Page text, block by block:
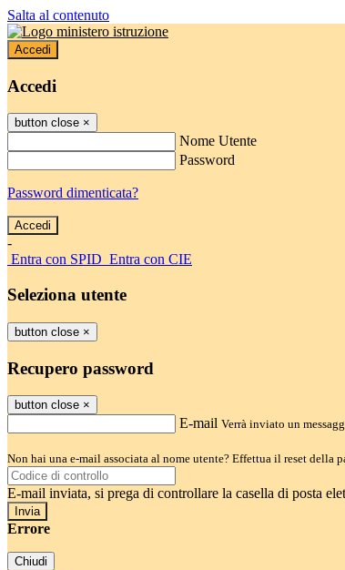
Salta al contenuto
Accedi
Accedi
button close ×
Nome Utente
Password
Password dimenticata?
-
Entra con SPID Entra con CIE
Seleziona utente
button close ×
Recupero password
button close ×
E-mail Verrà inviato un
Non hai una e-mail associata al nome utente? Effettua il reset della
E-mail inviata, si prega di controllare la casella di posta
Errore
Chiudi